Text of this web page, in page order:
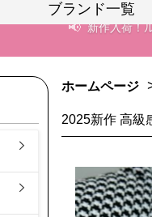
ブランド一覧
当店は正真
📢 当店は正真
📢
📢 新作入荷！
ホームページ
2025新作 高級